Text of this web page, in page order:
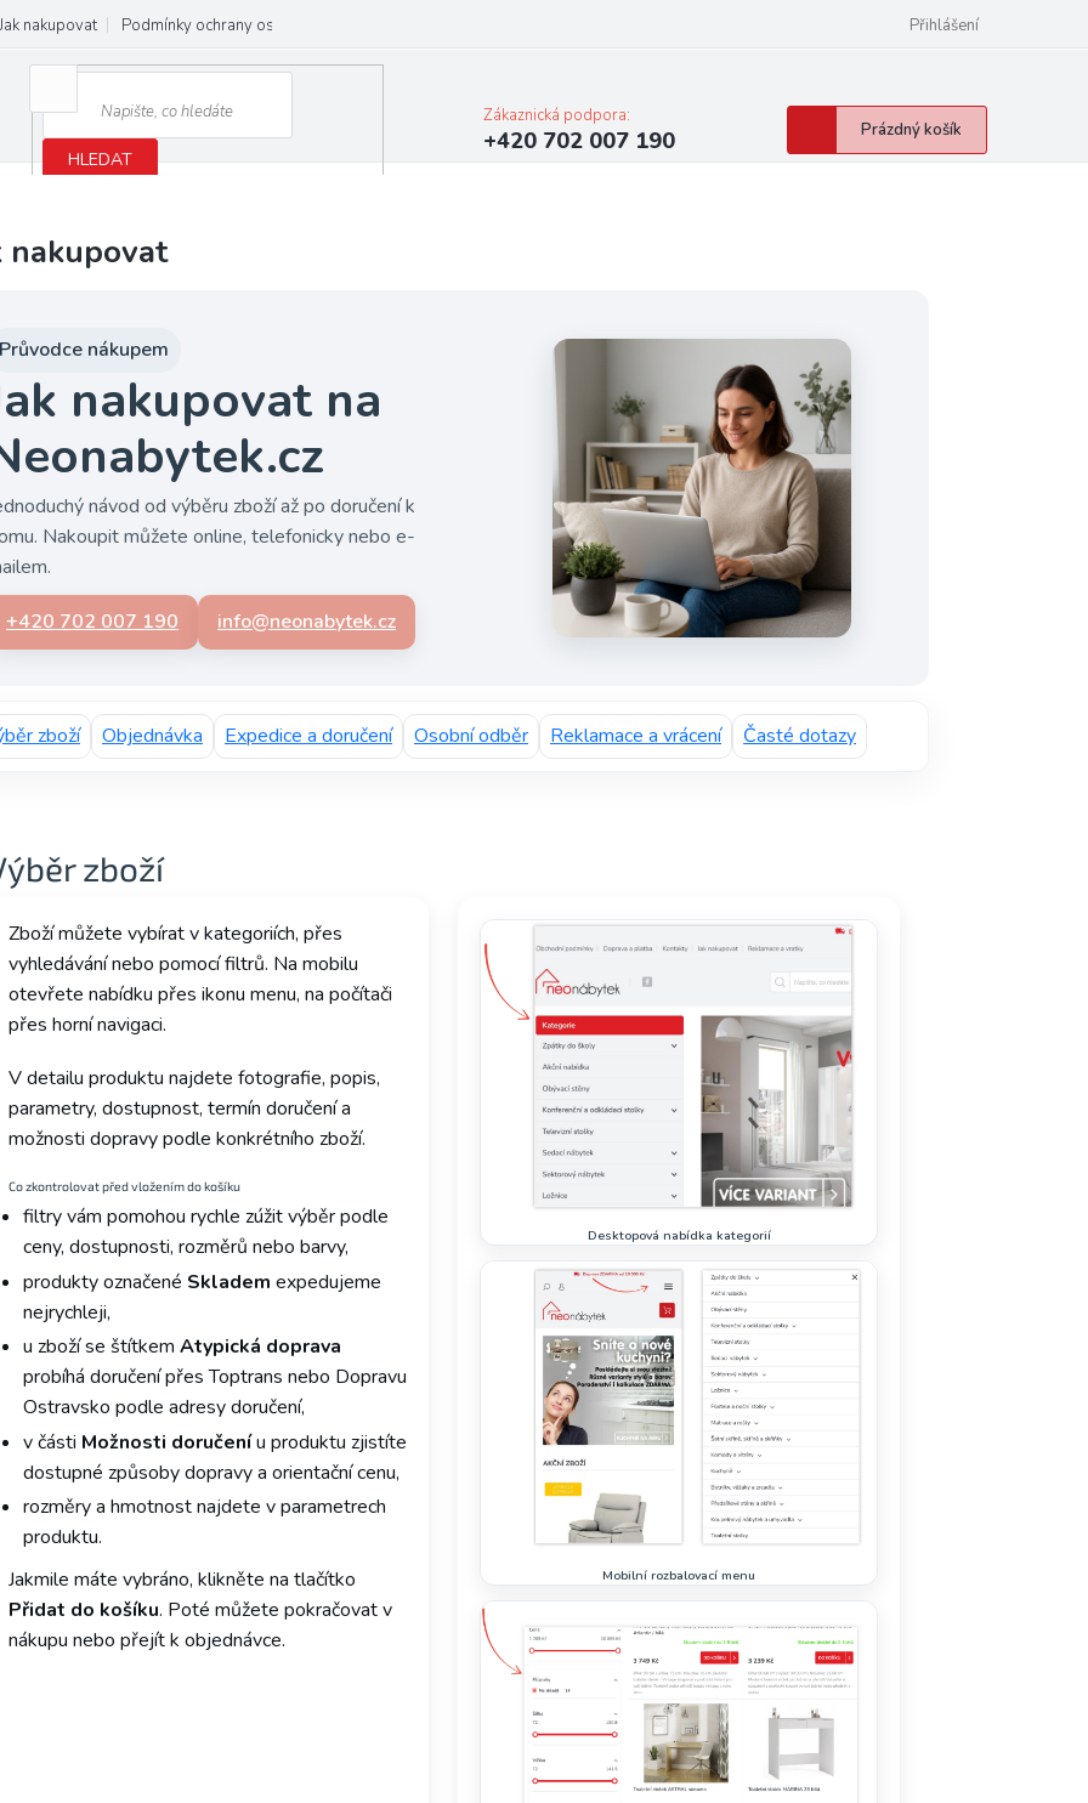
Jak nakupovat Podmínky ochrany osobních údajů Přihlášení
HLEDAT
Zákaznická podpora:
+420 702 007 190
Nákupní
košík
Prázdný košík
nakupovat
Průvodce nákupem
nakupovat na
návod od výběru zboží až po doručení k
Nakoupit můžete online, telefonicky nebo e-
+420 702 007 190 info@neonabytek.cz
zboží Objednávka Expedice a doručení Osobní odběr Reklamace a vrácení Časté dotazy
zboží
Zboží můžete vybírat v kategoriích, přes
vyhledávání nebo pomocí filtrů. Na mobilu
otevřete nabídku přes ikonu menu, na počítači
přes horní navigaci.
V detailu produktu najdete fotografie, popis,
parametry, dostupnost, termín doručení a
možnosti dopravy podle konkrétního zboží.
Co zkontrolovat před vložením do košíku
filtry vám pomohou rychle zúžit výběr podle
ceny, dostupnosti, rozměrů nebo barvy,
produkty označené Skladem expedujeme
nejrychleji,
u zboží se štítkem Atypická doprava
probíhá doručení přes Toptrans nebo Dopravu
Ostravsko podle adresy doručení,
v části Možnosti doručeníu produktu zjistíte
dostupné způsoby dopravy a orientační cenu,
rozměry a hmotnost najdete v parametrech
produktu.
Jakmile máte vybráno, klikněte na tlačítko
Přidat do košíku. Poté můžete pokračovat v
nákupu nebo přejít k objednávce.
Desktopová nabídka kategorií
Mobilní rozbalovací menu